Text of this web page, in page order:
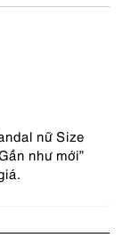
nữ Size
như mới”